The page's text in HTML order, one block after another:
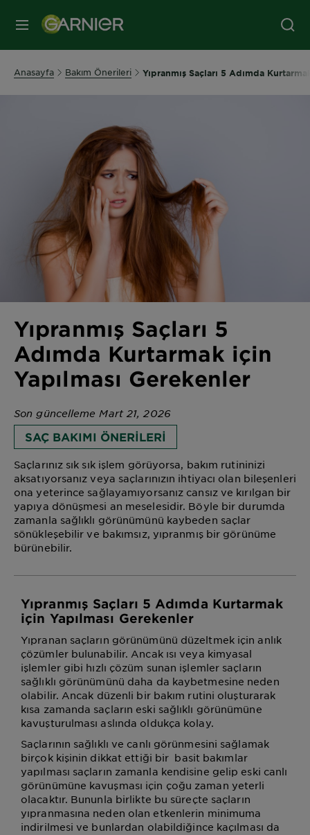
MENÜ
Anasayfa Bakım Önerileri Yıpranmış Saçları 5 Adımda
Yıpranmış Saçları 5
Adımda Kurtarmak için
Yapılması Gerekenler
Son güncelleme Mart 21, 2026
SAÇ BAKIMI ÖNERILERI
Saçlarınız sık sık işlem görüyorsa, bakım rutininizi
aksatıyorsanız veya saçlarınızın ihtiyacı olan bileşenleri
ona yeterince sağlayamıyorsanız cansız ve kırılgan bir
yapıya dönüşmesi an meselesidir. Böyle bir durumda
zamanla sağlıklı görünümünü kaybeden saçlar
sönükleşebilir ve bakımsız, yıpranmış bir görünüme
bürünebilir.
Yıpranmış Saçları 5 Adımda Kurtarmak
için Yapılması Gerekenler
Yıpranan saçların görünümünü düzeltmek için anlık
çözümler bulunabilir. Ancak ısı veya kimyasal
işlemler gibi hızlı çözüm sunan işlemler saçların
sağlıklı görünümünü daha da kaybetmesine neden
olabilir. Ancak düzenli bir bakım rutini oluşturarak
kısa zamanda saçların eski sağlıklı görünümüne
kavuşturulması aslında oldukça kolay.
Saçlarının sağlıklı ve canlı görünmesini sağlamak
birçok kişinin dikkat ettiği bir basit bakımlar
yapılması saçların zamanla kendisine gelip eski canlı
görünümüne kavuşması için çoğu zaman yeterli
olacaktır. Bununla birlikte bu süreçte saçların
yıpranmasına neden olan etkenlerin minimuma
indirilmesi ve bunlardan olabildiğince kaçılması da